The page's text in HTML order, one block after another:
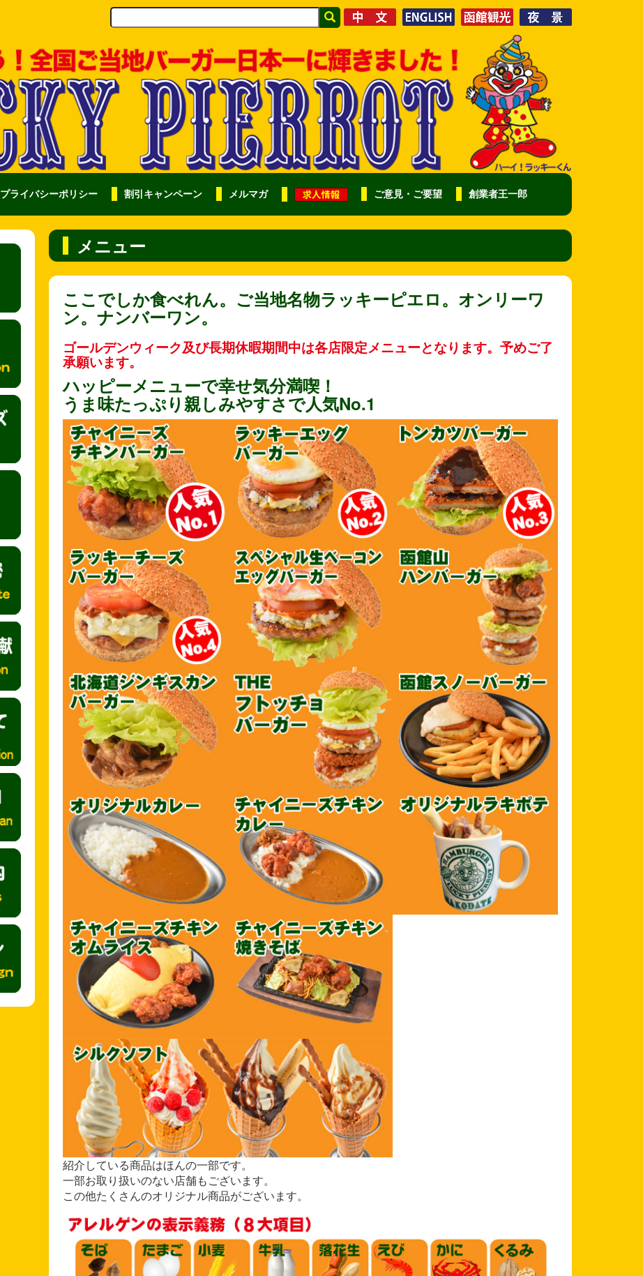
プライバシーポリシー 割引キャンペーン メルマガ ご意見・ご要望 創業者王一郎
メニュー
ここでしか食べれん。ご当地名物ラッキーピエロ。オンリーワ
ン。ナンバーワン。
ゴールデンウィーク及び長期休暇期間中は各店限定メニューとなります。予めご了
承願います。
ハッピーメニューで幸せ気分満喫！
うま味たっぷり親しみやすさで人気No.1
紹介している商品はほんの一部です。
一部お取り扱いのない店舗もございます。
この他たくさんのオリジナル商品がございます。